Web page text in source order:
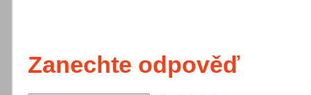
Zanechte odpověď